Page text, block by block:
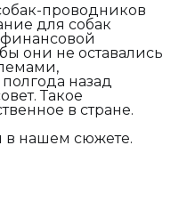
проводников
для собак
они не оставались
назад
Такое
в стране.
в нашем сюжете.